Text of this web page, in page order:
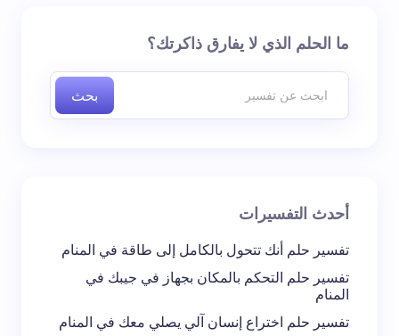
لن يتم نشر عنوان بريدك الإلكتروني. الحقول الإلزامية مشارما الحلم الذي لا يفارق ذاكرتك؟
بحث
أحدث التفسيرات
تفسير حلم أنك تتحول بالكامل إلى طاقة في المنام
تفسير حلم التحكم بالمكان بجهاز في جيبك في
المنام
تفسير حلم اختراع إنسان آلي يصلي معك في المنام